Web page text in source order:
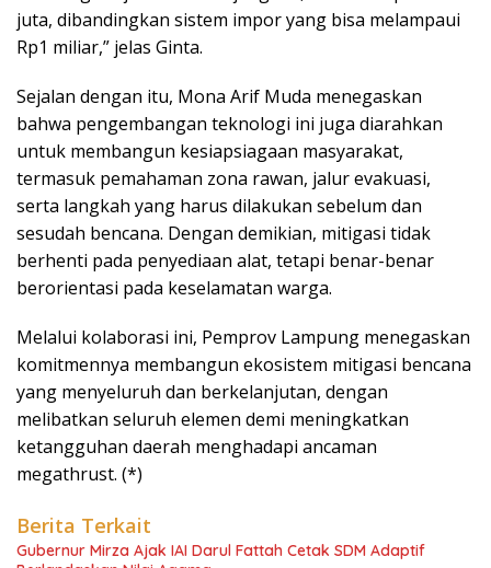
juta, dibandingkan sistem impor yang bisa melampaui
Rp1 miliar,” jelas Ginta.
Sejalan dengan itu, Mona Arif Muda menegaskan
bahwa pengembangan teknologi ini juga diarahkan
untuk membangun kesiapsiagaan masyarakat,
termasuk pemahaman zona rawan, jalur evakuasi,
serta langkah yang harus dilakukan sebelum dan
sesudah bencana. Dengan demikian, mitigasi tidak
berhenti pada penyediaan alat, tetapi benar-benar
berorientasi pada keselamatan warga.
Melalui kolaborasi ini, Pemprov Lampung menegaskan
komitmennya membangun ekosistem mitigasi bencana
yang menyeluruh dan berkelanjutan, dengan
melibatkan seluruh elemen demi meningkatkan
ketangguhan daerah menghadapi ancaman
megathrust. (*)
Berita Terkait
Gubernur Mirza Ajak IAI Darul Fattah Cetak SDM Adaptif